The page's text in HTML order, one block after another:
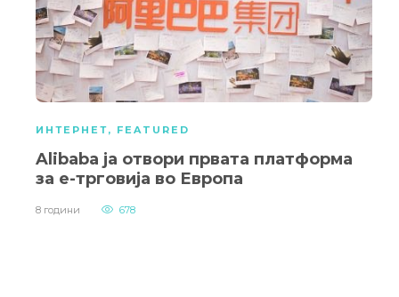
ИНТЕРНЕТ, FEATURED
Alibaba ја отвори првата платформа
за е-трговија во Европа
8 години 678